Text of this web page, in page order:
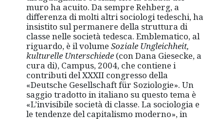
muro ha acuito. Da sempre Rehberg, a
differenza di molti altri sociologi tedeschi, ha
insistito sul permanere della struttura di
classe nelle società tedesca. Emblematico, al
riguardo, è il volume Soziale Ungleichheit,
kulturelle Unterschiede(con Dana Giesecke, a
cura di), Campus, 2004, che contiene i
contributi del XXXII congresso della
«Deutsche Gesellschaft für Soziologie». Un
saggio tradotto in italiano su questo tema è
«L’invisibile società di classe. La sociologia e
le tendenze del capitalismo moderno», in